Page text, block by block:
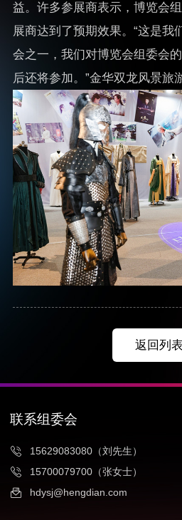
益。许多参展商表示，博览会
展商达到了预期效果。“这是我
会之一，我们对博览会组委会
后还将参加。”金华双龙风景旅
返回列表
联系组委会
15629083080（刘先生）
15700079700（张女士）
hdysj@hengdian.com